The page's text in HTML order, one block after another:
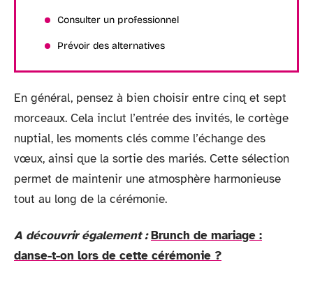
Consulter un professionnel
Prévoir des alternatives
En général, pensez à bien choisir entre cinq et sept
morceaux. Cela inclut l’entrée des invités, le cortège
nuptial, les moments clés comme l’échange des
vœux, ainsi que la sortie des mariés. Cette sélection
permet de maintenir une atmosphère harmonieuse
tout au long de la cérémonie.
A découvrir également : Brunch de mariage :
danse-t-on lors de cette cérémonie ?